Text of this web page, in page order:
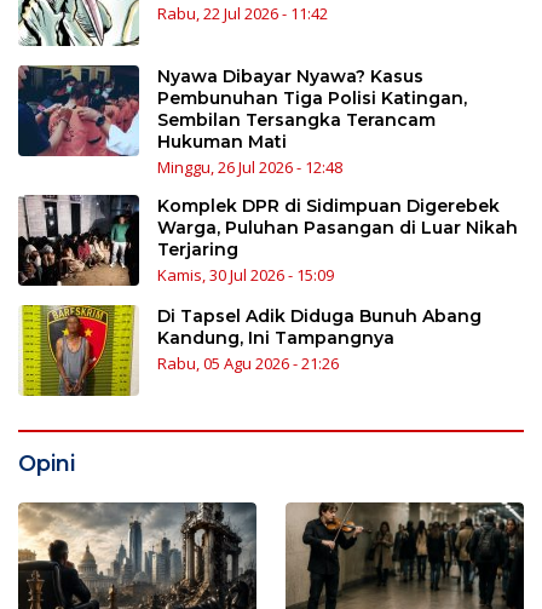
Rabu, 22 Jul 2026 - 11:42
Nyawa Dibayar Nyawa? Kasus
Pembunuhan Tiga Polisi Katingan,
Sembilan Tersangka Terancam
Hukuman Mati
Minggu, 26 Jul 2026 - 12:48
Komplek DPR di Sidimpuan Digerebek
Warga, Puluhan Pasangan di Luar Nikah
Terjaring
Kamis, 30 Jul 2026 - 15:09
Di Tapsel Adik Diduga Bunuh Abang
Kandung, Ini Tampangnya
Rabu, 05 Agu 2026 - 21:26
Opini